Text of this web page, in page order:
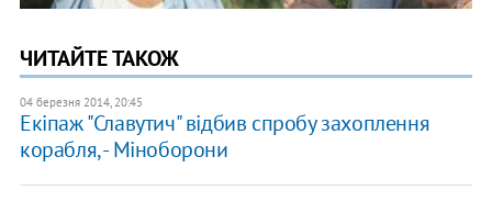
ЧИТАЙТЕ ТАКОЖ
04 березня 2014, 20:45
Екіпаж "Славутич" відбив спробу захоплення
корабля, - Міноборони